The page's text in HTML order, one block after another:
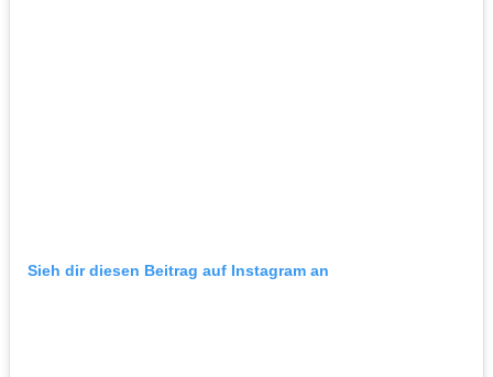
Sieh dir diesen Beitrag auf Instagram an